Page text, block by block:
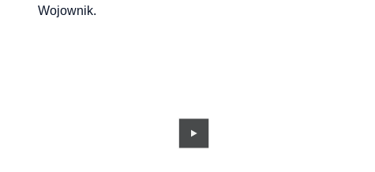
Wojownik.